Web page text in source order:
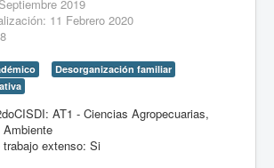
2019
11 Febrero 2020
Desorganización familiar
AT1 - Ciencias Agropecuarias,
extenso: Si